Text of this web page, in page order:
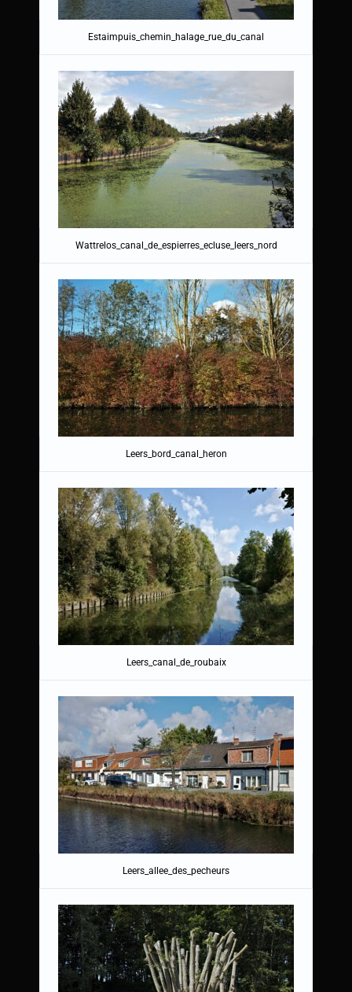
Estaimpuis_chemin_halage_rue_du_canal
Wattrelos_canal_de_espierres_ecluse_leers_nord
Leers_bord_canal_heron
Leers_canal_de_roubaix
Leers_allee_des_pecheurs